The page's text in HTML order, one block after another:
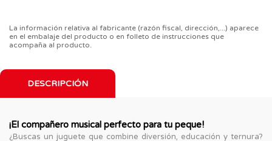
La información relativa al fabricante (razón fiscal, dirección,...) aparece
en el embalaje del producto o en folleto de instrucciones que
acompaña al producto.
DESCRIPCIÓN
¡El compañero musical perfecto para tu peque!
¿Buscas un juguete que combine diversión, educación y ternura?